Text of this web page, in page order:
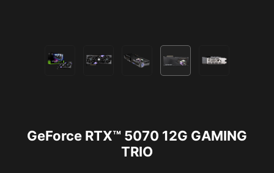
GeForce RTX™ 5070 12G GAMING
TRIO